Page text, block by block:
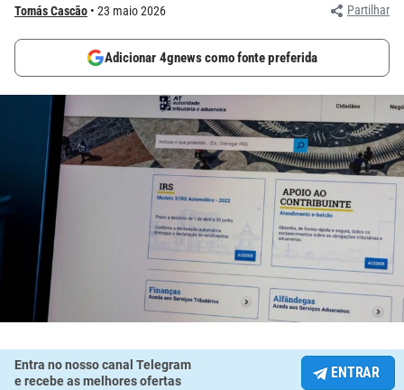
Tomás Cascão 23 maio 2026 Partilhar
Adicionar 4gnews como fonte preferida
Entra no nosso canal Telegram
e recebe as melhores ofertas
ENTRAR